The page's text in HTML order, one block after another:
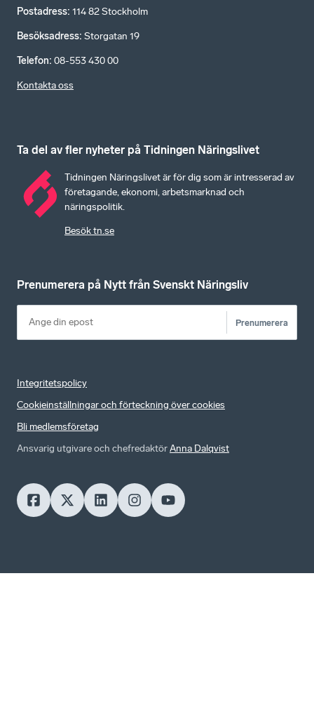
Postadress: 114 82 Stockholm
Besöksadress: Storgatan 19
Telefon: 08-553 430 00
Kontakta oss
Ta del av fler nyheter på Tidningen Näringslivet
Tidningen Näringslivet är för dig som är intresserad av
företagande, ekonomi, arbetsmarknad och
näringspolitik.
Besök tn.se
Prenumerera på Nytt från Svenskt Näringsliv
Prenumerera
Integritetspolicy
Cookieinställningar och förteckning över cookies
Bli medlemsföretag
Ansvarig utgivare och chefredaktörAnna Dalqvist